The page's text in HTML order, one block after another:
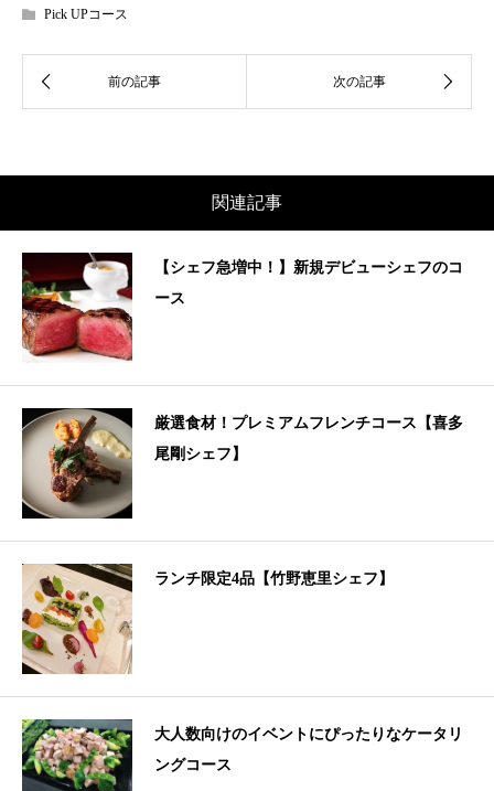
Pick UPコース
関連記事
【シェフ急増中！】新規デビューシェフのコ
ース
厳選食材！プレミアムフレンチコース【喜多
尾剛シェフ】
ランチ限定4品【竹野恵里シェフ】
大人数向けのイベントにぴったりなケータリ
ングコース